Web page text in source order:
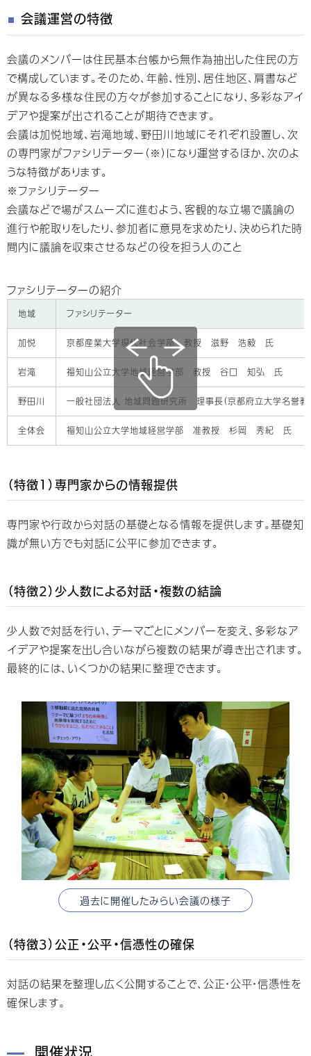
会議運営の特徴
会議のメンバーは住民基本台帳から無作為抽出した住民の方
で構成しています。そのため、年齢、性別、居住地区、肩書など
が異なる多様な住民の方々が参加することになり、多彩なアイ
デアや提案が出されることが期待できます。
会議は加悦地域、岩滝地域、野田川地域にそれぞれ設置し、次
の専門家がファシリテーター（※）になり運営するほか、次のよ
うな特徴があります。
※ファシリテーター
会議などで場がスムーズに進むよう、客観的な立場で議論の
進行や舵取りをしたり、参加者に意見を求めたり、決められた時
間内に議論を収束させるなどの役を担う人のこと
ファシリテーターの紹介
地域 ファシリテーター
加悦 京都産業大学現代社会学部 教授 滋野 浩毅 氏
岩滝 福知山公立大学地域経営学部 教授 谷口 知弘 氏
野田川 一般社団法人 地域問題研究所 理事長（京都府立大学名
全体会 福知山公立大学地域経営学部 准教授 杉岡 秀紀 氏
（特徴1）専門家からの情報提供
専門家や行政から対話の基礎となる情報を提供します。基礎知
識が無い方でも対話に公平に参加できます。
（特徴2）少人数による対話・複数の結論
少人数で対話を行い、テーマごとにメンバーを変え、多彩なア
イデアや提案を出し合いながら複数の結果が導き出されます。
最終的には、いくつかの結果に整理できます。
過去に開催したみらい会議の様子
（特徴3）公正・公平・信憑性の確保
対話の結果を整理し広く公開することで、公正・公平・信憑性を
確保します。
開催状況